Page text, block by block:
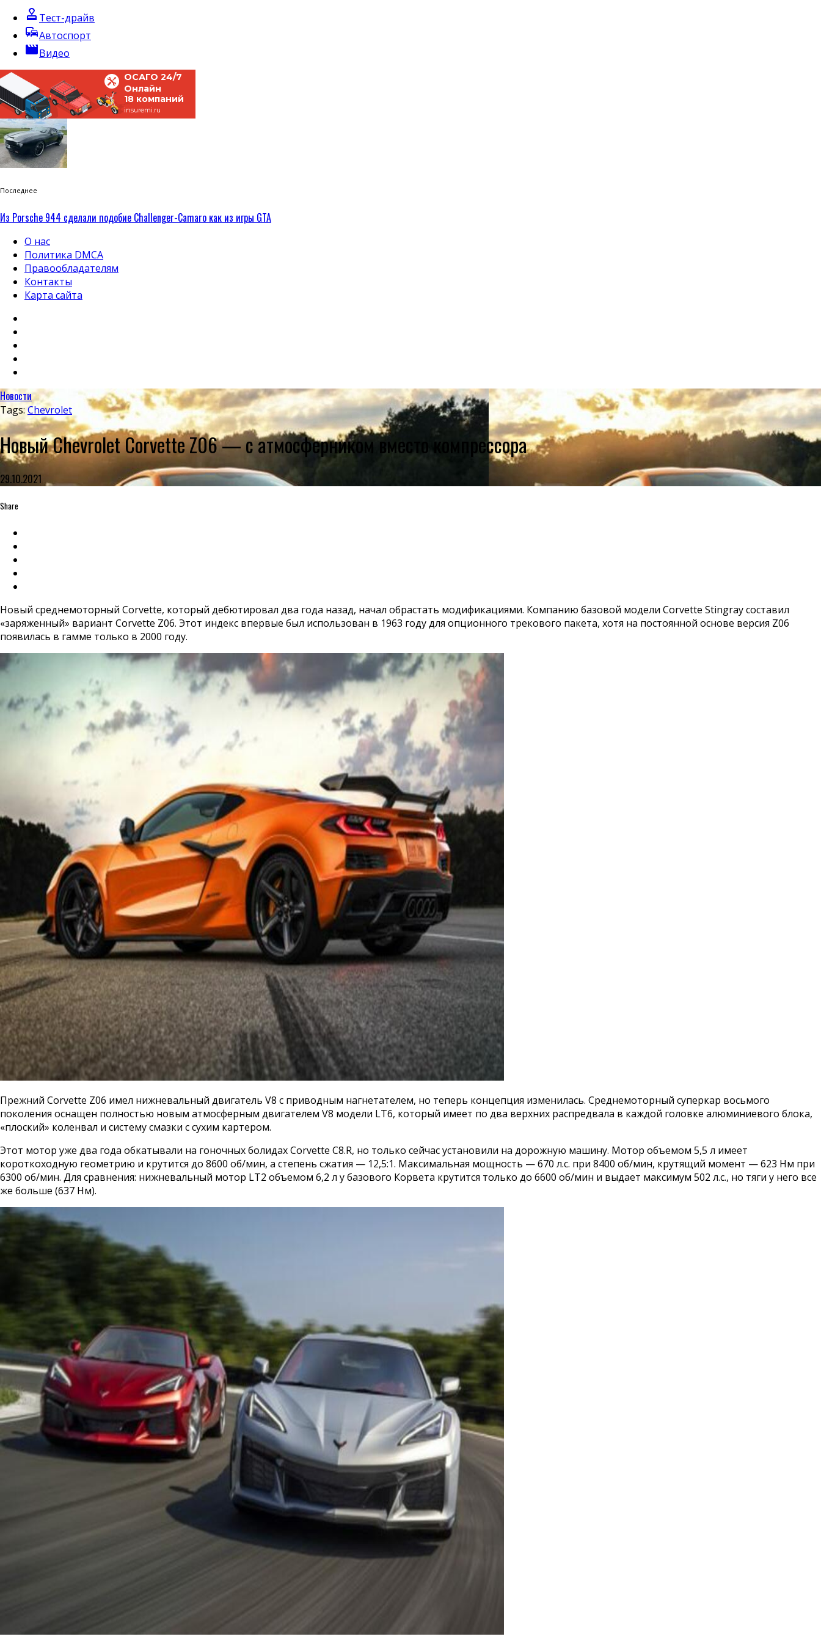
approval Тест-драйв
commuteАвтоспорт
movieВидео
ОСАГО 24/7
Онлайн
18 компаний
insuremi.ru
Последнее
Из Porsche 944 сделали подобие Challenger-Camaro как из игры GTA
О нас
Политика DMCA
Правообладателям
Контакты
Карта сайта
Новости
Tags:Chevrolet
Новый Chevrolet Corvette Z06 — с атмосферником вместо компрессора
29.10.2021
Share
Новый среднемоторный Corvette, который дебютировал два года назад, начал обрастать модификациями. Компанию базовой модели Corvette Stingray составил
«заряженный» вариант Corvette Z06. Этот индекс впервые был использован в 1963 году для опционного трекового пакета, хотя на постоянной основе версия Z06
появилась в гамме только в 2000 году.
Прежний Corvette Z06 имел нижневальный двигатель V8 с приводным нагнетателем, но теперь концепция изменилась. Среднемоторный суперкар восьмого
поколения оснащен полностью новым атмосферным двигателем V8 модели LT6, который имеет по два верхних распредвала в каждой головке алюминиевого блока,
«плоский» коленвал и систему смазки с сухим картером.
Этот мотор уже два года обкатывали на гоночных болидах Corvette C8.R, но только сейчас установили на дорожную машину. Мотор объемом 5,5 л имеет
короткоходную геометрию и крутится до 8600 об/мин, а степень сжатия — 12,5:1. Максимальная мощность — 670 л.с. при 8400 об/мин, крутящий момент — 623 Нм при
6300 об/мин. Для сравнения: нижневальный мотор LT2 объемом 6,2 л у базового Корвета крутится только до 6600 об/мин и выдает максимум 502 л.с., но тяги у него все
же больше (637 Нм).